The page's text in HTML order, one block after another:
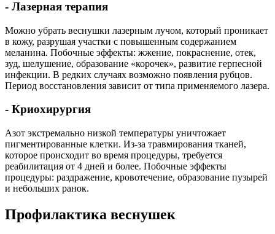
- Лазерная терапия
Можно убрать веснушки лазерным лучом, который проникает
в кожу, разрушая участки с повышенным содержанием
меланина. Побочные эффекты: жжение, покраснение, отек,
зуд, шелушение, образование «корочек», развитие герпесной
инфекции. В редких случаях возможно появления рубцов.
Период восстановления зависит от типа применяемого лазера.
- Криохирургия
Азот экстремально низкой температуры уничтожает
пигментированные клетки. Из-за травмирования тканей,
которое происходит во время процедуры, требуется
реабилитация от 4 дней и более. Побочные эффекты
процедуры: раздражение, кровотечение, образование пузырей
и небольших ранок.
Профилактика веснушек